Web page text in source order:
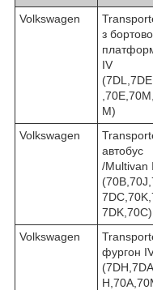
Volkswagen
з
IV
M)
Volkswagen
автобус
/Multivan
7DK,70C)
Volkswagen
фургон